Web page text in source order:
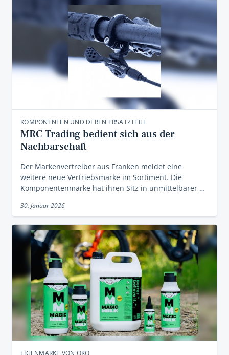
KOMPONENTEN UND DEREN ERSATZTEILE
MRC Trading bedient sich aus der
Nachbarschaft
Der Markenvertreiber aus Franken meldet eine
weitere neue Vertriebsmarke im Sortiment. Die
Komponentenmarke hat ihren Sitz in unmittelbarer …
30. Januar 2026
EIGENMARKE VON OKO